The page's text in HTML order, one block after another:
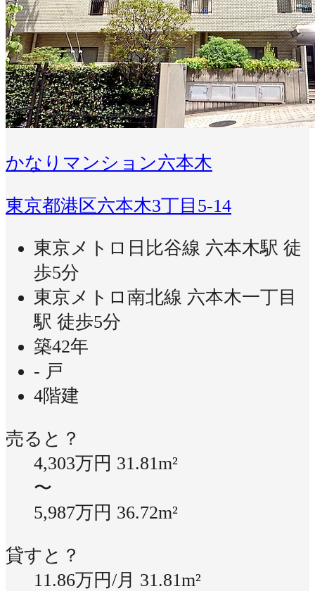
かなりマンション六本木
東京都港区六本木3丁目5-14
東京メトロ日比谷線 六本木駅 徒
歩5分
東京メトロ南北線 六本木一丁目
駅 徒歩5分
築42年
- 戸
4階建
売ると？
4,303万円 31.81m²
〜
5,987万円 36.72m²
貸すと？
11.86万円/月 31.81m²